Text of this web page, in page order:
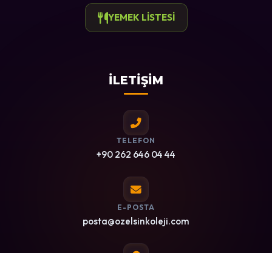
YEMEK LİSTESİ
İLETİŞİM
TELEFON
+90 262 646 04 44
E-POSTA
posta@ozelsinkoleji.com